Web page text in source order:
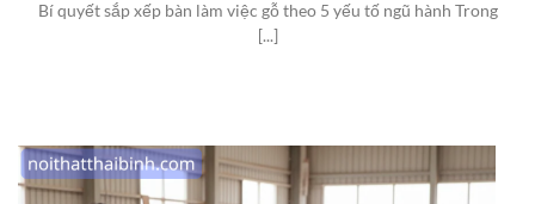
Bí quyết sắp xếp bàn làm việc gỗ theo 5 yếu tố ngũ hành Trong
[...]